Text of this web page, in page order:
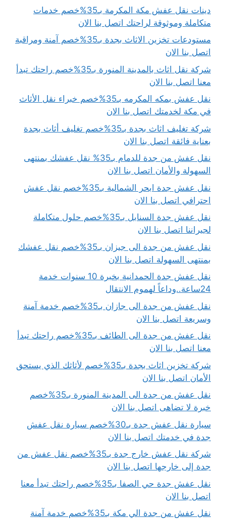
دينات نقل عفش مكة المكرمة بـ35%خصم خدمات
متكاملة وموثوقة لراحتك اتصل بنا الان
مستودعات تخزين الاثاث بجدة بـ35%خصم آمنة ومراقبة
اتصل بنا الان
شركة نقل اثاث بالمدينة المنورة بـ35%خصم راحتك تبدأ
معنا اتصل بنا الان
نقل عفش بمكه المكرمه بـ35%خصم خبراء نقل الأثاث
في مكة لخدمتك اتصل بنا الان
شركة تغليف اثاث بجدة بـ35%خصم تغليف أثاث بجدة
بعناية فائقة اتصل بنا الان
نقل عفش من جدة للدمام بـ35% نقل عفشك بمنتهى
السهولة والأمان اتصل بنا الان
نقل عفش جدة ابحر الشمالية بـ35%خصم نقل عفش
احترافي اتصل بنا الان
نقل عفش جدة السنابل بـ35%خصم حلول متكاملة
لجيراننا اتصل بنا الان
نقل عفش من جدة الى جيزان بـ35%خصم نقل عفشك
بمنتهى السهولة اتصل بنا الان
نقل عفش جدة الحمدانية بخبرة 10 سنوات خدمة
24ساعة..وداعاً لهموم الانتقال
نقل عفش من جدة الى جازان بـ35%خصم خدمة آمنة
وسريعة اتصل بنا الان
نقل عفش من جدة الى الطائف بـ35%خصم راحتك تبدأ
معنا اتصل بنا الان
شركة تخزين اثاث بجدة بـ35%خصم لأثاثك الذي يستحق
الأمان اتصل بنا الان
نقل عفش من جدة الى المدينة المنورة بـ35%خصم
خبرة لا تضاهى اتصل بنا الان
سيارة نقل عفش جدة بـ30%خصم سيارة نقل عفش
جدة في خدمتك اتصل بنا الان
شركة نقل عفش خارج جدة بـ35%خصم نقل عفش من
جدة إلى خارجها اتصل بنا الان
نقل عفش جدة حي الصفا بـ35%خصم راحتك تبدأ معنا
اتصل بنا الان
نقل عفش من جدة الي مكة بـ35%خصم خدمة آمنة